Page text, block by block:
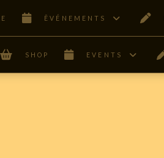
ÊVÉNEMENTS
SHOP EVENTS